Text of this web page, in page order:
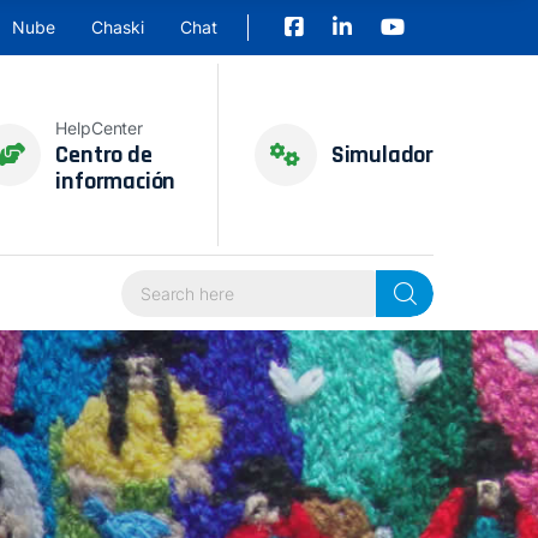
Nube Chaski Chat
HelpCenter
Centro de
información
Simulador
Search Here...